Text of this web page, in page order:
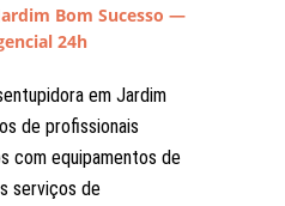
Bom Sucesso —
24h
em Jardim
de profissionais
com equipamentos de
serviços de